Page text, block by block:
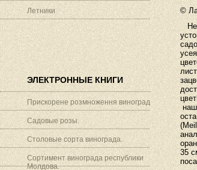
Летники
ЭЛЕКТРОННЫЕ КНИГИ
Прискорене розмноження винограду.
Садовые розы.
Столовые сорта винограда.
Сортимент винограда республики
Молдова.
©
(
35